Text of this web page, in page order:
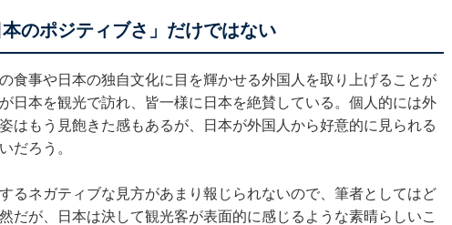
のポジティブさ」だけではない
食事や日本の独自文化に目を輝かせる外国人を取り上げることが
日本を観光で訪れ、皆一様に日本を絶賛している。個人的には外
はもう見飽きた感もあるが、日本が外国人から好意的に見られる
だろう。
るネガティブな見方があまり報じられないので、筆者としてはど
だが、日本は決して観光客が表面的に感じるような素晴らしいこ